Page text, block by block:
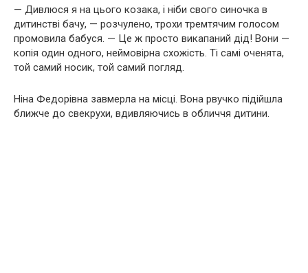
— Дивлюся я на цього козака, і ніби свого синочка в
дитинстві бачу, — розчулено, трохи тремтячим голосом
промовила бабуся. — Це ж просто викапаний дід! Вони —
копія один одного, неймовірна схожість. Ті самі оченята,
той самий носик, той самий погляд.
Ніна Федорівна завмерла на місці. Вона рвучко підійшла
ближче до свекрухи, вдивляючись в обличчя дитини.